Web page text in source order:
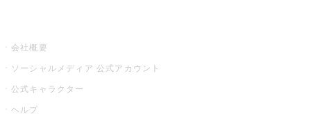
会社概要
ソーシャルメディア 公式アカウント
公式キャラクター
ヘルプ